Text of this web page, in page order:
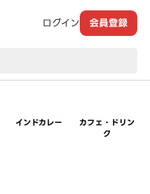
ログイン 会員登録
インドカレー
カフェ・ドリン
ク